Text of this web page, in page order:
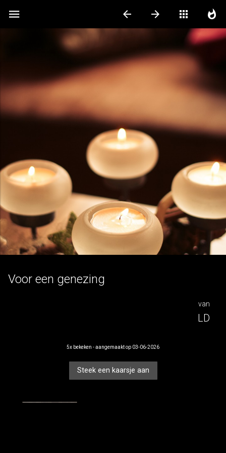
Ld
Voor een genezing
van
LD
5x bekeken - aangemaakt op 03-06-2026
Steek een kaarsje aan